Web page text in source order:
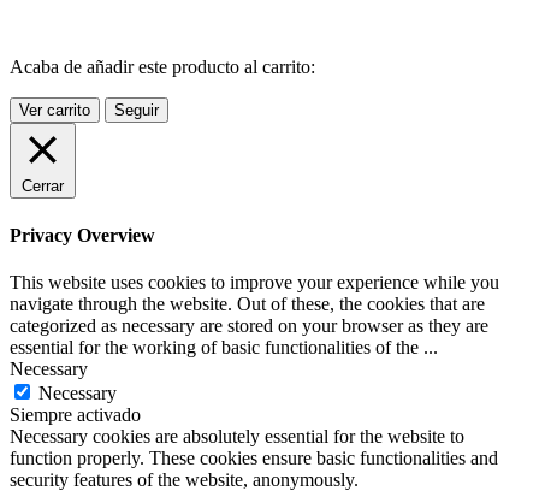
Acaba de añadir este producto al carrito:
Ver carrito Seguir
Cerrar
Privacy Overview
This website uses cookies to improve your experience while you
navigate through the website. Out of these, the cookies that are
categorized as necessary are stored on your browser as they are
essential for the working of basic functionalities of the ...
Necessary
Necessary
Siempre activado
Necessary cookies are absolutely essential for the website to
function properly. These cookies ensure basic functionalities and
security features of the website, anonymously.